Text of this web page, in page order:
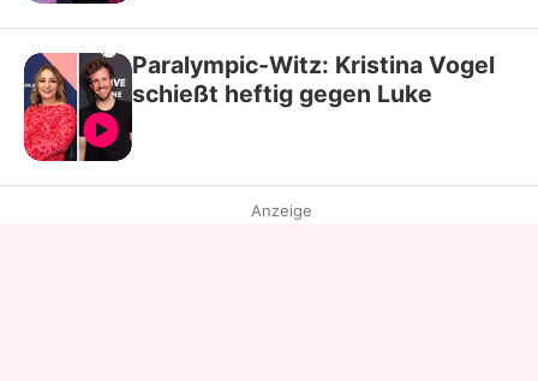
Paralympic-Witz: Kristina Vogel
schießt heftig gegen Luke
Anzeige